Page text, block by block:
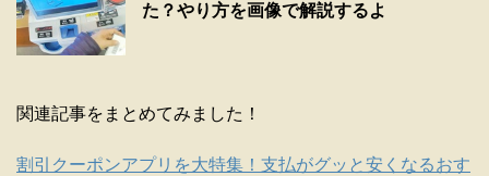
た？やり方を画像で解説するよ
関連記事をまとめてみました！
割引クーポンアプリを大特集！支払がグッと安くなるおす